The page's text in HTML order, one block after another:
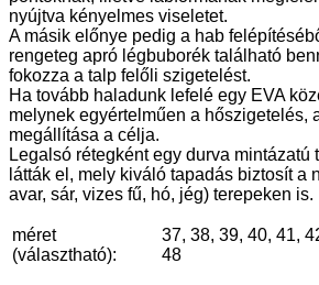
nyújtva kényelmes viseletet.
A másik előnye pedig a hab
rengeteg apró légbuborék található
fokozza a talp felőli szigetelést.
Ha tovább haladunk lefelé egy EVA
melynek egyértelműen a hőszigetelés,
megállítása a célja.
Legalsó rétegként egy durva mintázatú
látták el, mely kiváló tapadás biztosít a
avar, sár, vizes fű, hó, jég) terepeken is.
méret
(választható):
37, 38, 39, 40, 41,
48